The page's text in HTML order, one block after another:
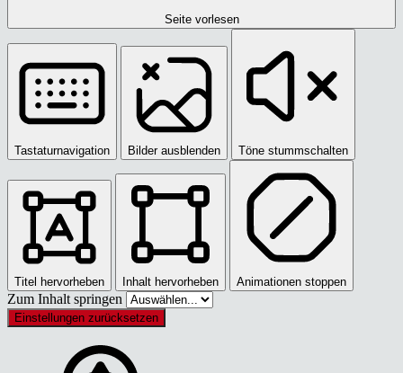
Seite vorlesen
Tastaturnavigation Bilder ausblenden Töne stummschalten
Titel hervorheben Inhalt hervorheben Animationen stoppen
Zum Inhalt springen
Einstellungen zurücksetzen